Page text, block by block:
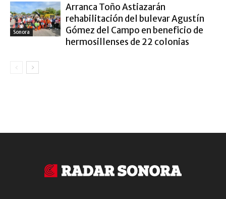
Sonora
Arranca Toño Astiazarán
rehabilitación del bulevar Agustín
Gómez del Campo en beneficio de
hermosillenses de 22 colonias